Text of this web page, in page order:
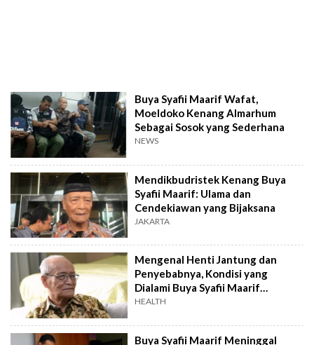
Buya Syafii Maarif Wafat,
Moeldoko Kenang Almarhum
Sebagai Sosok yang Sederhana
NEWS
Mendikbudristek Kenang Buya
Syafii Maarif: Ulama dan
Cendekiawan yang Bijaksana
JAKARTA
Mengenal Henti Jantung dan
Penyebabnya, Kondisi yang
Dialami Buya Syafii Maarif
sebelum Meninggal
HEALTH
Buya Syafii Maarif Meninggal